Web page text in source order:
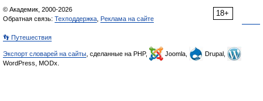
18+
© Академик, 2000-2026
Обратная связь: Техподдержка Реклама на сайте
👣 Путешествия
Экспорт словарей на сайты , сделанные на PHP, Joomla,
Drupal,
WordPress, MODx.